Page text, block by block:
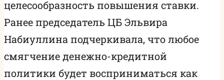
целесообразность повышения ставки.
Ранее председатель ЦБ Эльвира
Набиуллина подчеркивала, что любое
смягчение денежно-кредитной
политики будет восприниматься как